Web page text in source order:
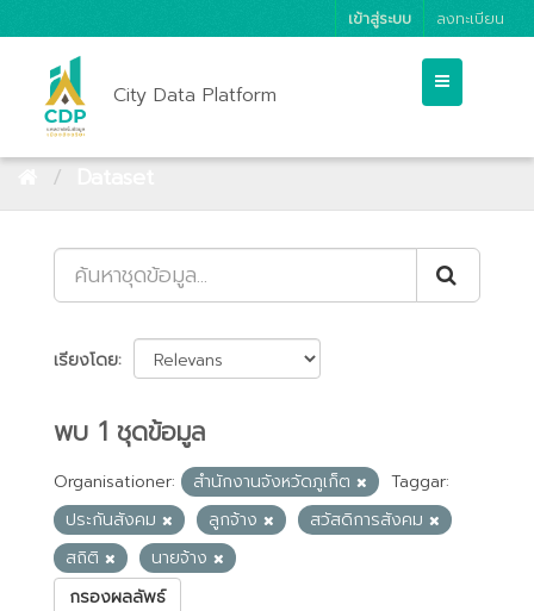
เข้าสู่ระบบ ลงทะเบียน
City Data Platform
เรียงโดย
พบ 1 ชุดข้อมูล
Organisationer: สำนักงานจังหวัดภูเก็ต
Taggar:
ประกันสังคม
ลูกจ้าง
สวัสดิการสังคม
สถิติ
นายจ้าง
กรองผลลัพธ์